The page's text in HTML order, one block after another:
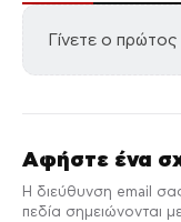
Γίνετε ο
Αφήστε ένα
Η διεύθυνση email
πεδία σημειώνονται